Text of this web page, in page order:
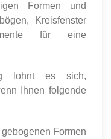
Formen und
Kreisfenster
für eine
lohnt es sich,
Ihnen folgende
Formen